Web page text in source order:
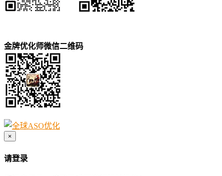
金牌优化师微信二维码
×
请登录